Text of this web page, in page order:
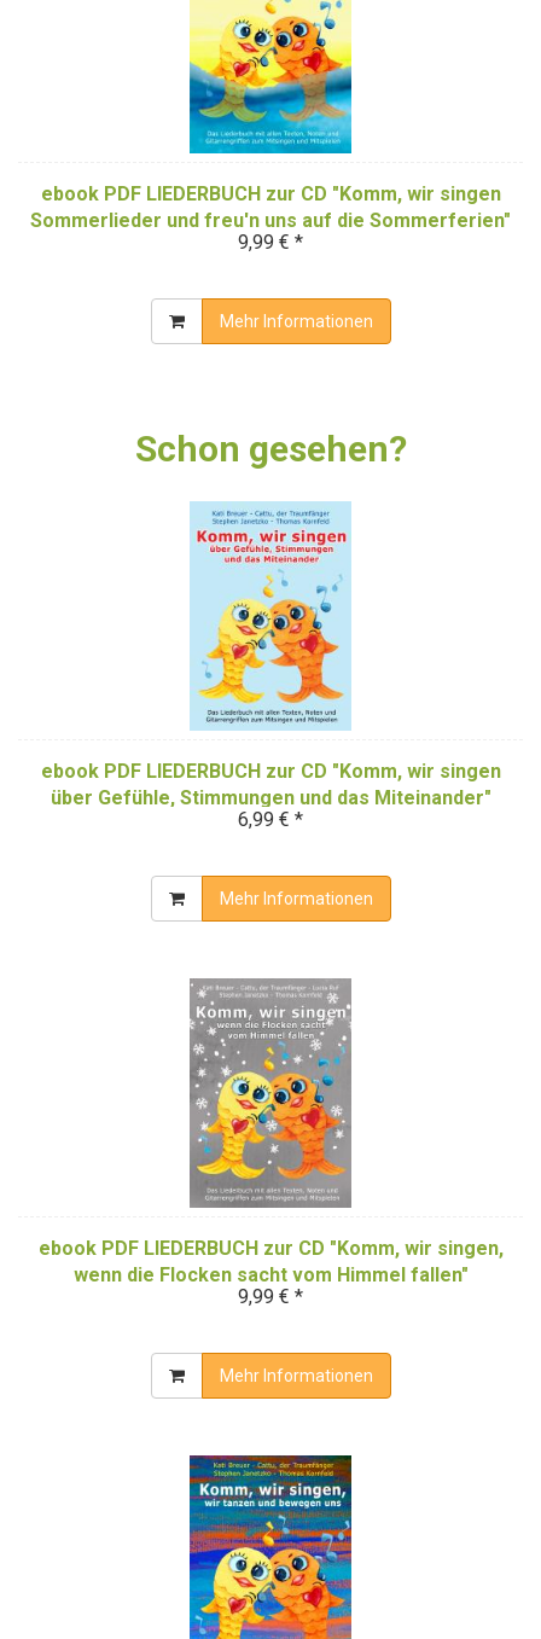
ebook PDF LIEDERBUCH zur CD "Komm, wir singen
Sommerlieder und freu'n uns auf die Sommerferien"
(Downloadalbum)
9,99 € *
Mehr Informationen
Schon gesehen?
ebook PDF LIEDERBUCH zur CD "Komm, wir singen
über Gefühle, Stimmungen und das Miteinander"
(Downloadalbum)
6,99 € *
Mehr Informationen
ebook PDF LIEDERBUCH zur CD "Komm, wir singen,
wenn die Flocken sacht vom Himmel fallen"
(Downloadalbum)
9,99 € *
Mehr Informationen